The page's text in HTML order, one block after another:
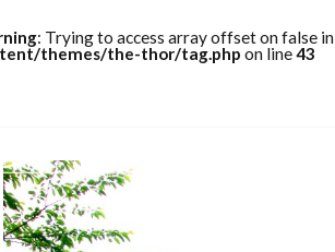
: Trying to access array offset on false in
themes/the-thor/tag.php on line43